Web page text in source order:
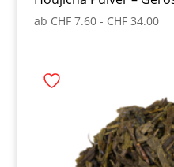
ab CHF7.60- CHF34.00